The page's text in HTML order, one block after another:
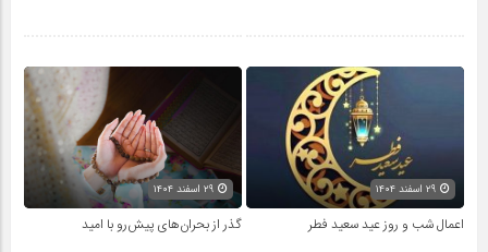
اعمال شب و روز عید سعید فطر گذر از بحران‌های پیش‌رو با امید